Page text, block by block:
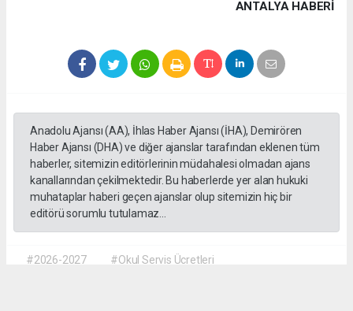
ANTALYA HABERİ
Anadolu Ajansı (AA), İhlas Haber Ajansı (İHA), Demirören
Haber Ajansı (DHA) ve diğer ajanslar tarafından eklenen tüm
haberler, sitemizin editörlerinin müdahalesi olmadan ajans
kanallarından çekilmektedir. Bu haberlerde yer alan hukuki
muhataplar haberi geçen ajanslar olup sitemizin hiç bir
editörü sorumlu tutulamaz...
#2026-2027
#Okul Servis Ücretleri